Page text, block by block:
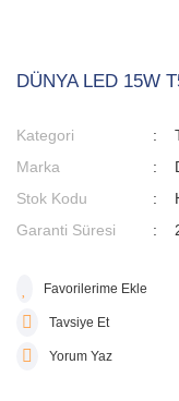
DÜNYA LED 15W
Kategori
Marka
Stok Kodu
Garanti Süresi
Tavsiye Et
Yorum Yaz